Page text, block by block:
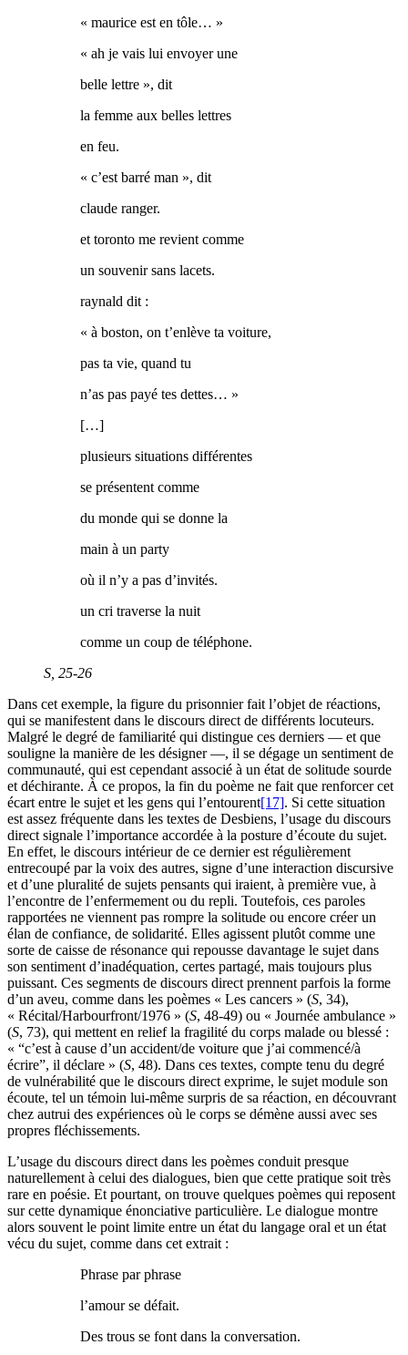
« maurice est en tôle… »
« ah je vais lui envoyer une
belle lettre », dit
la femme aux belles lettres
en feu.
« c’est barré man », dit
claude ranger.
et toronto me revient comme
un souvenir sans lacets.
raynald dit :
« à boston, on t’enlève ta voiture,
pas ta vie, quand tu
n’as pas payé tes dettes… »
[…]
plusieurs situations différentes
se présentent comme
du monde qui se donne la
main à un party
où il n’y a pas d’invités.
un cri traverse la nuit
comme un coup de téléphone.
S , 25-26
Dans cet exemple, la figure du prisonnier fait l’objet de réactions,
qui se manifestent dans le discours direct de différents locuteurs.
Malgré le degré de familiarité qui distingue ces derniers — et que
souligne la manière de les désigner —, il se dégage un sentiment de
communauté, qui est cependant associé à un état de solitude sourde
et déchirante. À ce propos, la fin du poème ne fait que renforcer cet
écart entre le sujet et les gens qui l’entourent[17]. Si cette situation
est assez fréquente dans les textes de Desbiens, l’usage du discours
direct signale l’importance accordée à la posture d’écoute du sujet.
En effet, le discours intérieur de ce dernier est régulièrement
entrecoupé par la voix des autres, signe d’une interaction discursive
et d’une pluralité de sujets pensants qui iraient, à première vue, à
l’encontre de l’enfermement ou du repli. Toutefois, ces paroles
rapportées ne viennent pas rompre la solitude ou encore créer un
élan de confiance, de solidarité. Elles agissent plutôt comme une
sorte de caisse de résonance qui repousse davantage le sujet dans
son sentiment d’inadéquation, certes partagé, mais toujours plus
puissant. Ces segments de discours direct prennent parfois la forme
d’un aveu, comme dans les poèmes « Les cancers » (S, 34),
« Récital/Harbourfront/1976 » (S, 48-49) ou « Journée ambulance »
(S, 73), qui mettent en relief la fragilité du corps malade ou blessé :
« “c’est à cause d’un accident/de voiture que j’ai commencé/à
écrire”, il déclare » (S, 48). Dans ces textes, compte tenu du degré
de vulnérabilité que le discours direct exprime, le sujet module son
écoute, tel un témoin lui-même surpris de sa réaction, en découvrant
chez autrui des expériences où le corps se démène aussi avec ses
propres fléchissements.
L’usage du discours direct dans les poèmes conduit presque
naturellement à celui des dialogues, bien que cette pratique soit très
rare en poésie. Et pourtant, on trouve quelques poèmes qui reposent
sur cette dynamique énonciative particulière. Le dialogue montre
alors souvent le point limite entre un état du langage oral et un état
vécu du sujet, comme dans cet extrait :
Phrase par phrase
l’amour se défait.
Des trous se font dans la conversation.